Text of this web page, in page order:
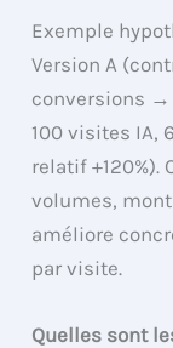
Exemple
Version A
conversions →
100 visites IA,
relatif +120%).
volumes,
améliore
par visite.
Quelles sont